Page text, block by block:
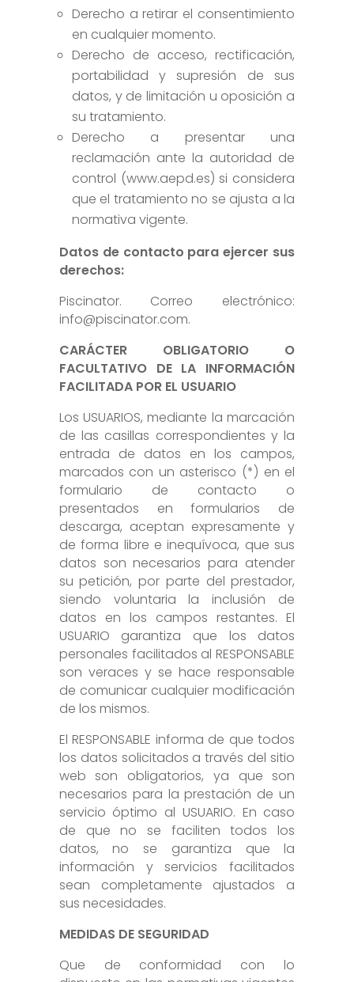
Derecho a retirar el consentimiento
en cualquier momento.
Derecho de acceso, rectificación,
portabilidad y supresión de sus
datos, y de limitación u oposición a
su tratamiento.
Derecho a presentar una
reclamación ante la autoridad de
control (www.aepd.es) si considera
que el tratamiento no se ajusta a la
normativa vigente.
Datos de contacto para ejercer sus
derechos:
Piscinator. Correo electrónico:
info@piscinator.com.
CARÁCTER OBLIGATORIO O
FACULTATIVO DE LA INFORMACIÓN
FACILITADA POR EL USUARIO
Los USUARIOS, mediante la marcación
de las casillas correspondientes y la
entrada de datos en los campos,
marcados con un asterisco (*) en el
formulario de contacto o
presentados en formularios de
descarga, aceptan expresamente y
de forma libre e inequívoca, que sus
datos son necesarios para atender
su petición, por parte del prestador,
siendo voluntaria la inclusión de
datos en los campos restantes. El
USUARIO garantiza que los datos
personales facilitados al RESPONSABLE
son veraces y se hace responsable
de comunicar cualquier modificación
de los mismos.
El RESPONSABLE informa de que todos
los datos solicitados a través del sitio
web son obligatorios, ya que son
necesarios para la prestación de un
servicio óptimo al USUARIO. En caso
de que no se faciliten todos los
datos, no se garantiza que la
información y servicios facilitados
sean completamente ajustados a
sus necesidades.
MEDIDAS DE SEGURIDAD
Que de conformidad con lo